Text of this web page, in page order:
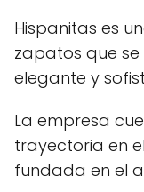
Hispanitas es
zapatos que
elegante y
La empresa
trayectoria en
fundada en el